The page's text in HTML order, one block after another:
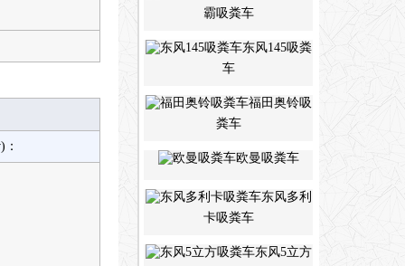
霸吸粪车
东风145吸粪
车
福田奥铃吸
粪车
欧曼吸粪车
东风多利
卡吸粪车
东风5立方